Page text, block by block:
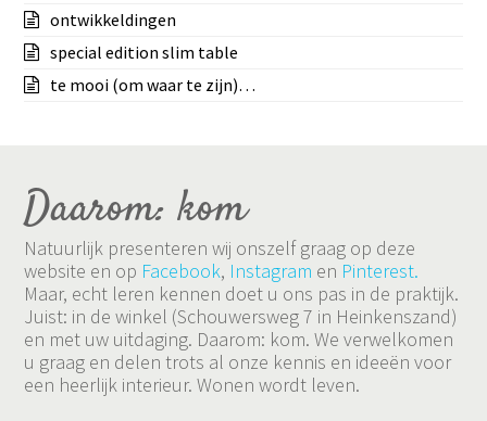
ontwikkeldingen
special edition slim table
te mooi (om waar te zijn)…
Daarom: kom
Natuurlijk presenteren wij onszelf graag op deze
website en op Facebook, Instagram en Pinterest.
Maar, echt leren kennen doet u ons pas in de praktijk.
Juist: in de winkel (Schouwersweg 7 in Heinkenszand)
en met uw uitdaging. Daarom: kom. We verwelkomen
u graag en delen trots al onze kennis en ideeën voor
een heerlijk interieur. Wonen wordt leven.